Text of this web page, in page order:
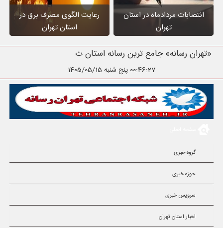
انتصابات مردادماه در استان
تهران
رعایت الگوی مصرف برق در
استان تهران
«تهران رسانه» جامع ترین رسانه استان تهران
00:46:28 پنج شنبه 1405/05/15
گروه خبری
حوزه خبری
سرویس خبری
اخبار استان تهران